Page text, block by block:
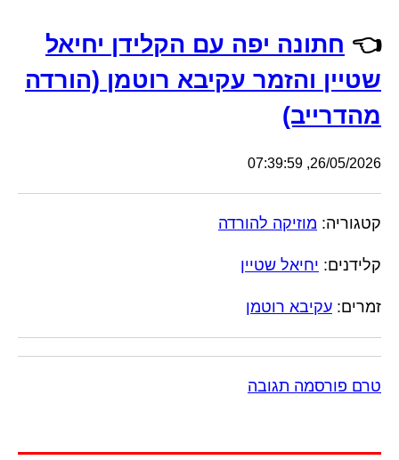
👈 חתונה יפה עם הקלידן יחיאל
שטיין והזמר עקיבא רוטמן (הורדה
מהדרייב)
26/05/2026, 07:39:59
קטגוריה: מוזיקה להורדה
קלידנים: יחיאל שטיין
זמרים: עקיבא רוטמן
טרם פורסמה תגובה